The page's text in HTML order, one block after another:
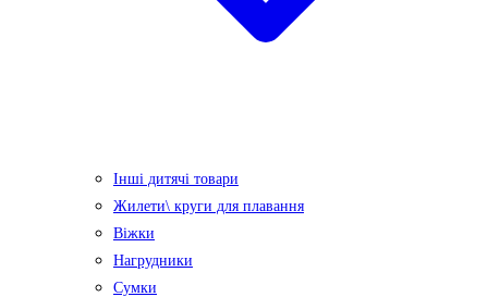
Інші дитячі товари
Жилети\ круги для плавання
Віжки
Нагрудники
Сумки